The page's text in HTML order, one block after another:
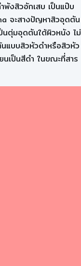
งสิวอักเสบ เป็นแป๊บ
จะสางปัญหาสิวอุดตัน
นตุ่มอุดตันใต้ผิวหนัง ไม่
แบบสิวหัวดำหรือสิวหัว
เป็นสีดำ ในขณะที่สาร